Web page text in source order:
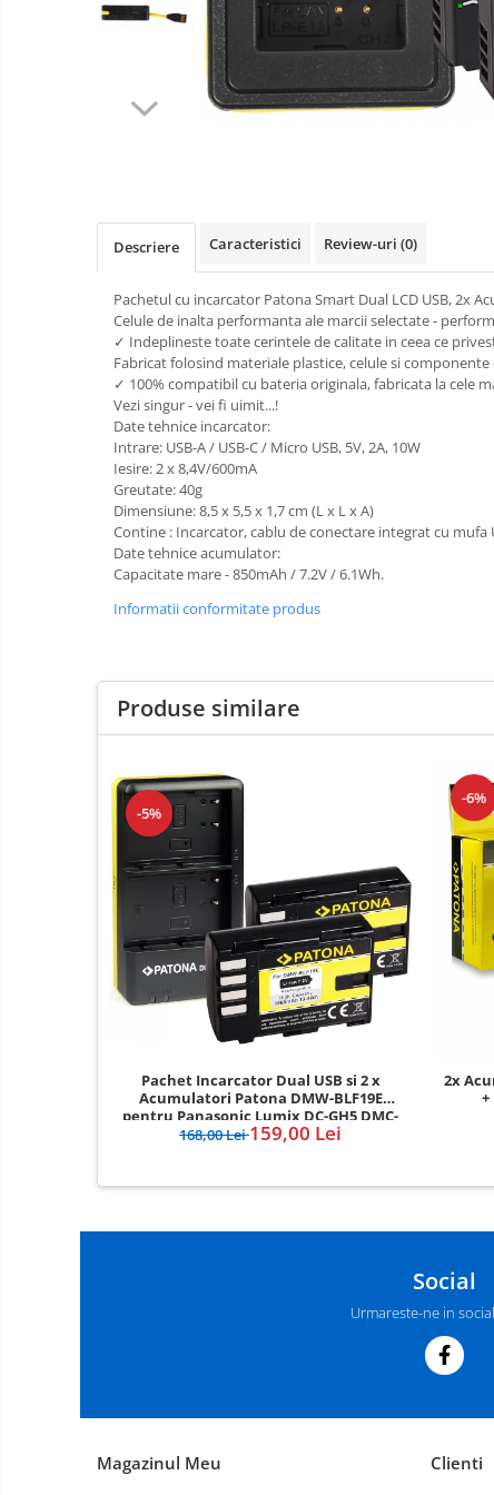
POS/Scanere coduri de bare
Camere video
Scule electrice
Telefoane mobile
Accesorii kjøk
Incarcatoare & acumulatori
Telefoane mobile
aparate
video
Incarcatoare
Telefoane mobile
Descriere Caracteristici Review-uri (0)
Pachetul cu incarcator Patona Smart Dual LCD USB, 2x
Celule de inalta performanta ale marcii selectate -
✓ Indeplineste toate cerintele de calitate in ceea ce
Fabricat folosind materiale plastice, celule si
✓ 100% compatibil cu bateria originala, fabricata la cele
Vezi singur - vei fi uimit...!
Date tehnice incarcator:
Intrare: USB-A / USB-C / Micro USB, 5V, 2A, 10W
Iesire: 2 x 8,4V/600mA
Greutate: 40g
Dimensiune: 8,5 x 5,5 x 1,7 cm (L x L x A)
Contine : Incarcator, cablu de conectare integrat cu mufa
Date tehnice acumulator:
Capacitate mare - 850mAh / 7.2V / 6.1Wh.
Informatii conformitate produs
Produse similare
-5%
Pachet Incarcator Dual USB si 2 x
Acumulatori Patona DMW-BLF19E
pentru Panasonic Lumix DC-GH5 DMC-
GH4
168,00 Lei159,00 Lei
-6%
2x
+
Social
Urmareste-ne in
Magazinul Meu Clienti